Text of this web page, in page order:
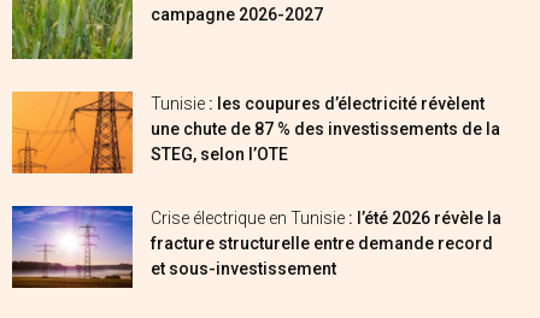
campagne 2026-2027
Tunisie : les coupures d’électricité révèlent
une chute de 87 % des investissements de la
STEG, selon l’OTE
Crise électrique en Tunisie : l’été 2026 révèle la
fracture structurelle entre demande record
et sous-investissement